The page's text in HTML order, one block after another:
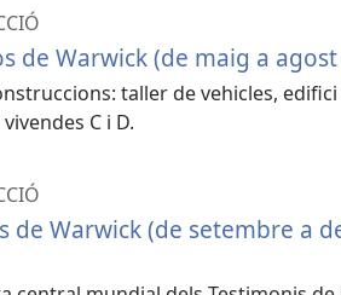
de Warwick (de maig a
taller de vehicles, edifici
C i D.
de Warwick (de setembre a